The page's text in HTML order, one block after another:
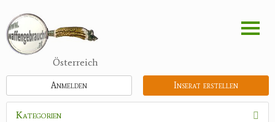
zum
Inhalt
Österreich
Inserat erstellen
Anmelden
Kategorien